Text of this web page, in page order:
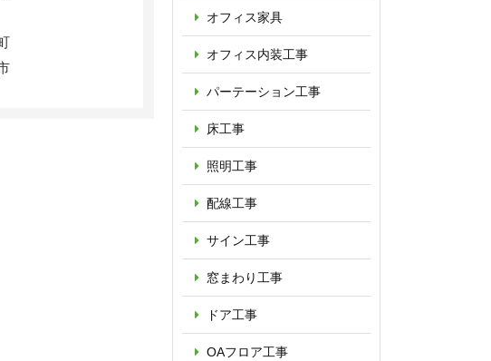
オフィス家具
オフィス内装工事
パーテーション工事
床工事
照明工事
配線工事
サイン工事
窓まわり工事
ドア工事
OAフロア工事